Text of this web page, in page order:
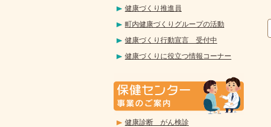
健康づくり推進員
町内健康づくりグループの活動
健康づくり行動宣言 受付中
健康づくりに役立つ情報コーナー
健康診断 がん検診